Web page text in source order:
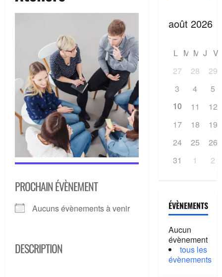
PROCHAIN ÉVÈNEMENT
Aucuns évènements à venir
DESCRIPTION
L M M J V
27
28
29
3
4
5
10
11
12
17
18
19
24
25
26
31
1 2
ÉVÈNEMENTS
Aucun
évènement
tous les
évènements